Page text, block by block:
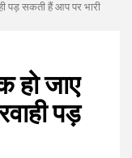
पड़ सकती हैं आप पर भारी
हो जाए
पड़